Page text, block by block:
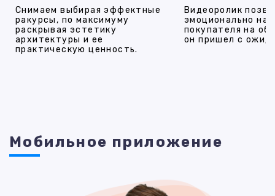
Снимаем выбирая эффектные
ракурсы, по максимуму
раскрывая эстетику
архитектуры и ее
практическую ценность.
Видеоролик
эмоционально
покупателя на
он пришел с
Мобильное приложение